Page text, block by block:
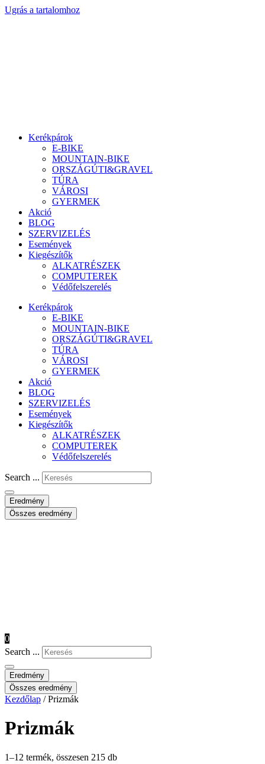
Ugrás a tartalomhoz
Kerékpárok
E-BIKE
MOUNTAIN-BIKE
ORSZÁGÚTI&GRAVEL
TÚRA
VÁROSI
GYERMEK
Akció
BLOG
SZERVIZELÉS
Események
Kiegészítők
ALKATRÉSZEK
COMPUTEREK
Védőfelszerelés
Kerékpárok
E-BIKE
MOUNTAIN-BIKE
ORSZÁGÚTI&GRAVEL
TÚRA
VÁROSI
GYERMEK
Akció
BLOG
SZERVIZELÉS
Események
Kiegészítők
ALKATRÉSZEK
COMPUTEREK
Védőfelszerelés
Search ...
Eredmény
Összes eredmény
0
Search ...
Eredmény
Összes eredmény
Kezdőlap / Prizmák
Prizmák
1–12 termék, összesen 215 db